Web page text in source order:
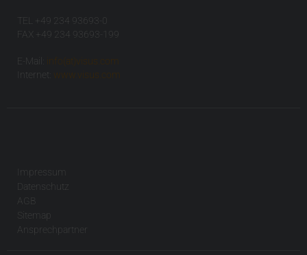
TEL +49 234 93693-0
FAX +49 234 93693-199
E-Mail:
info(at)visus.com
Internet:
www.visus.com
Impressum
Datenschutz
AGB
Sitemap
Ansprechpartner